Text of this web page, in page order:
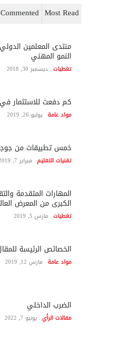
Most Read
Commented
منتدى المعلمين
النمو المهني
تغطيات ديسمبر 30, 2018
كم دفعت للاستثمار
مواد عامة يوليو 26, 2019
خمس تطبيقات من جوجل
تقنيات التعليم فبراير 7, 2019
المهارات المتقدمة
الكبرى من المعرض
تغطيات مارس 5, 2019
الخصائص الرئيسة
مواد عامة مارس 12, 2019
الضرب الداخلي
مقالات الرأي يونيو 7, 2022